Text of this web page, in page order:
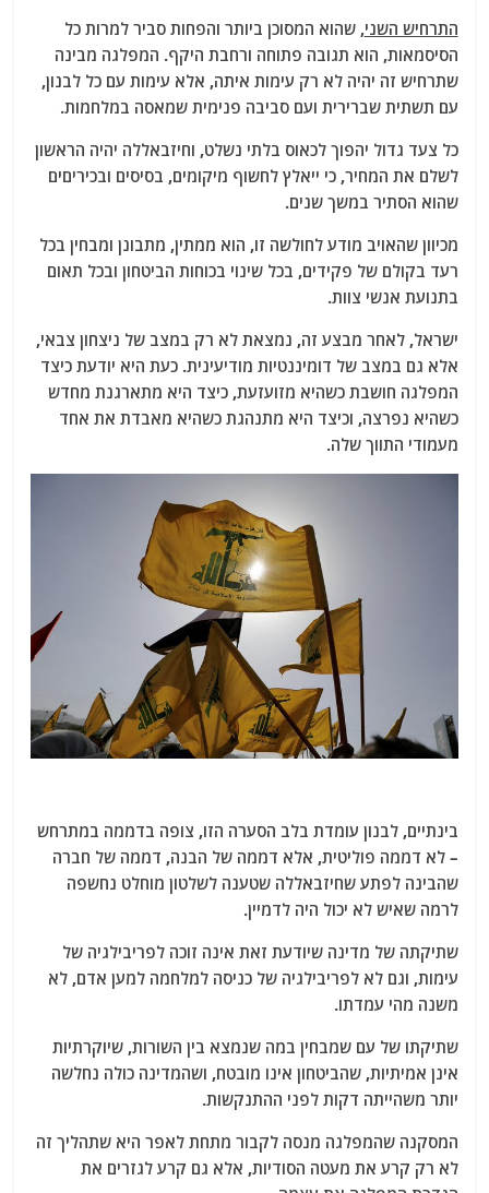
התרחיש השני, שהוא המסוכן ביותר והפחות סביר למרות כל
הסיסמאות, הוא תגובה פתוחה ורחבת היקף. המפלגה מבינה
שתרחיש זה יהיה לא רק עימות איתה, אלא עימות עם כל לבנון,
עם תשתית שברירית ועם סביבה פנימית שמאסה במלחמות.
כל צעד גדול יהפוך לכאוס בלתי נשלט, וחיזבאללה יהיה הראשון
לשלם את המחיר, כי ייאלץ לחשוף מיקומים, בסיסים ובכיריםים
שהוא הסתיר במשך שנים.
מכיוון שהאויב מודע לחולשה זו, הוא ממתין, מתבונן ומבחין בכל
רעד בקולם של פקידים, בכל שינוי בכוחות הביטחון ובכל תאום
בתנועת אנשי צוות.
ישראל, לאחר מבצע זה, נמצאת לא רק במצב של ניצחון צבאי,
אלא גם במצב של דומיננטיות מודיעינית. כעת היא יודעת כיצד
המפלגה חושבת כשהיא מזועזעת, כיצד היא מתארגנת מחדש
כשהיא נפרצה, וכיצד היא מתנהגת כשהיא מאבדת את אחד
מעמודי התווך שלה.
בינתיים, לבנון עומדת בלב הסערה הזו, צופה בדממה במתרחש
– לא דממה פוליטית, אלא דממה של הבנה, דממה של חברה
שהבינה לפתע שחיזבאללה שטענה לשלטון מוחלט נחשפה
לרמה שאיש לא יכול היה לדמיין.
שתיקתה של מדינה שיודעת זאת אינה זוכה לפריבילגיה של
עימות, וגם לא לפריבילגיה של כניסה למלחמה למען אדם, לא
משנה מהי עמדתו.
שתיקתו של עם שמבחין במה שנמצא בין השורות, שיוקרתיות
אינן אמיתיות, שהביטחון אינו מובטח, ושהמדינה כולה נחלשה
יותר משהייתה דקות לפני ההתנקשות.
המסקנה שהמפלגה מנסה לקבור מתחת לאפר היא שתהליך זה
לא רק קרע את מעטה הסודיות, אלא גם קרע לגזרים את